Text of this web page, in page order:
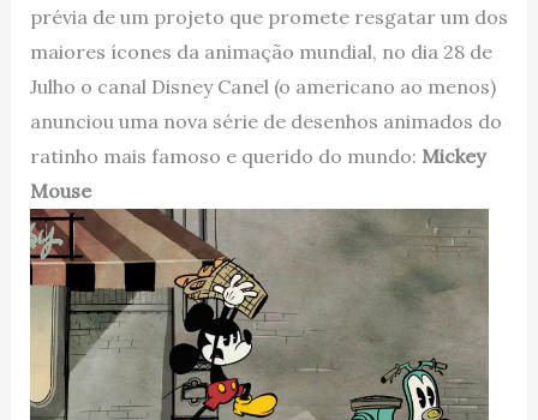
prévia de um projeto que promete resgatar um dos
maiores ícones da animação mundial, no dia 28 de
Julho o canal Disney Canel (o americano ao menos)
anunciou uma nova série de desenhos animados do
ratinho mais famoso e querido do mundo: Mickey
Mouse